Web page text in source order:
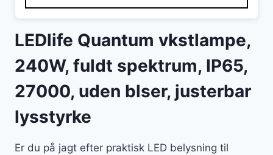
LEDlife Quantum vkstlampe,
240W, fuldt spektrum, IP65,
27000, uden blser, justerbar
lysstyrke
Er du på jagt efter praktisk LED belysning til